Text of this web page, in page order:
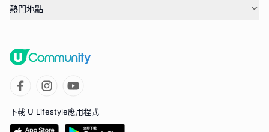
熱門地點
下載 U Lifestyle應用程式